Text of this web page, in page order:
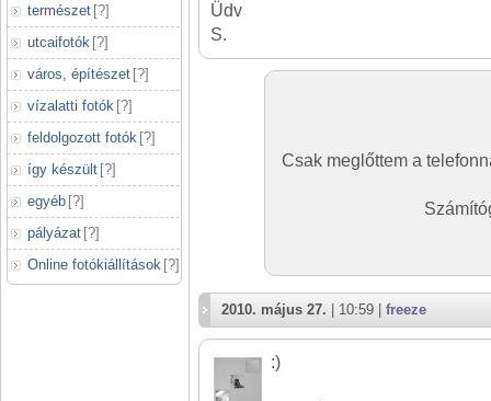
természet [?]
utcaifotók [?]
város, építészet [?]
vízalatti fotók [?]
feldolgozott fotók [?]
így készült [?]
egyéb [?]
pályázat [?]
Online fotókiállítások [?]
Üdv
S.
Csak meglőttem a
2010. május 27. | 10:59 | freeze
:)